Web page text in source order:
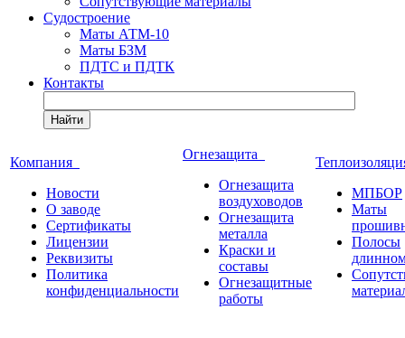
Судостроение
Маты АТМ-10
Маты БЗМ
ПДТС и ПДТК
Контакты
Найти
Компания
Новости
О заводе
Сертификаты
Лицензии
Реквизиты
Политика
конфиденциальности
Огнезащита
Огнезащита
воздуховодов
Огнезащита
металла
Краски и
составы
Огнезащитные
работы
МПБОР
Маты
Полосы